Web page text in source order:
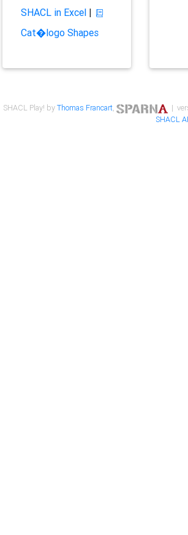
SHACL in Excel|
Cat�logo Shapes
SHACL Play! byThomas Francart,
|
SHACL